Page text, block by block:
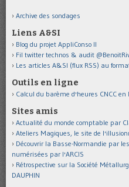
Archive des sondages
Liens A&SI
Blog du projet AppliConso II
Fil twitter technos & audit
Les articles A&SI (flux RSS) au
Outils en ligne
Calcul du barème d'heures CNCC en
Sites amis
Actualité du monde comptable par
Ateliers Magiques, le site de
Découvrir la Basse-Normandie par
numérisées par l'ARCIS
Rétrospective sur la Société
DAUPHIN